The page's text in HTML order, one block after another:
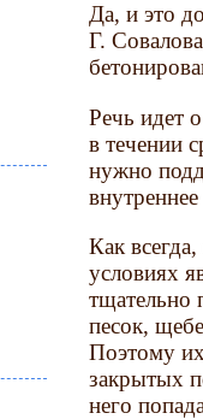
Да, и это
Г.
Речь идет
в течении
нужно
Как
условиях
тщательно
песок,
Поэтому
закрытых
него